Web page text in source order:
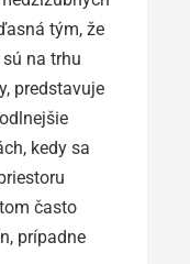
tým, že
na trhu
predstavuje
kedy sa
často
prípadne